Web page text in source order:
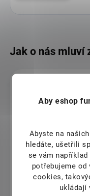
Aby eshop
Abyste na
hledáte, ušetřili
se vám
potřebujeme od
cookies,
ukládají
10.8.2026
Úžasné produkty a
Jaroslava Blechová
10.8.2026
Jana Gubova